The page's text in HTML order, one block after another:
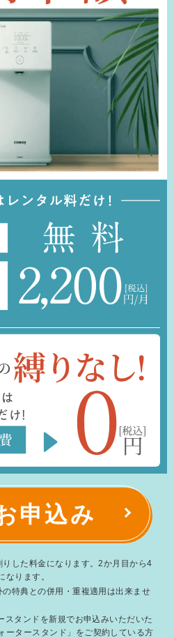
申込み
した料金になります。2か月目から4
なります。
特典との併用・重複適用は出来ませ
スタンドを新規でお申込みいただいた
ータースタンド」をご契約している方